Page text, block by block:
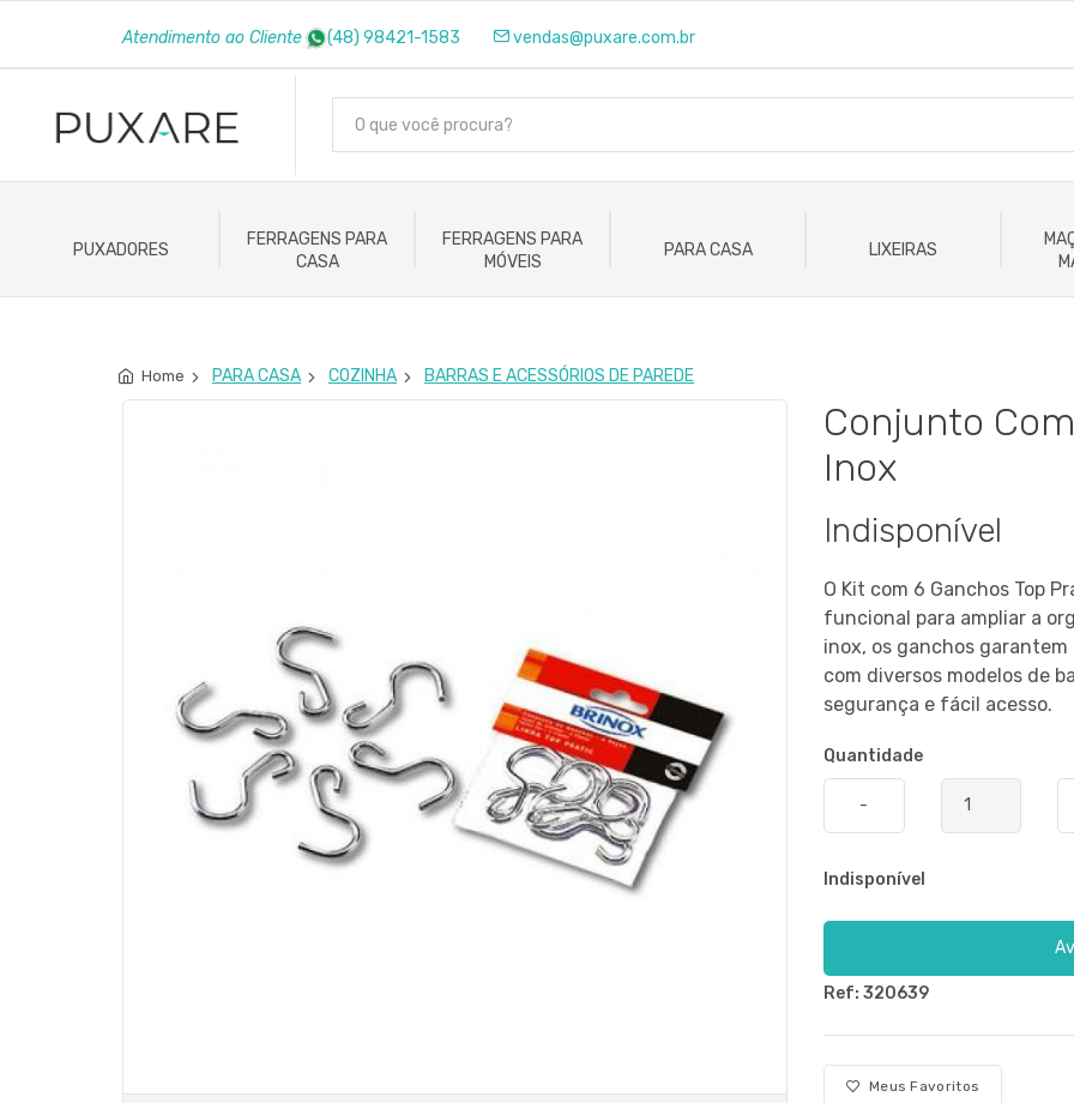
Atendimento ao Cliente (48) 98421-1583 vendas@puxare.com.br
PUXADORES
FERRAGENS PARA
CASA
FERRAGENS PARA
MÓVEIS
PARA CASA LIXEIRAS
Home PARA CASA COZINHA BARRAS E ACESSÓRIOS DE PAREDE
Conjunto
Inox
Indisponível
O Kit com 6 Ganchos Top
funcional para ampliar a
inox, os ganchos
com diversos modelos de
segurança e fácil acesso.
Quantidade
-
Indisponível
Ref: 320639
Meus Favoritos